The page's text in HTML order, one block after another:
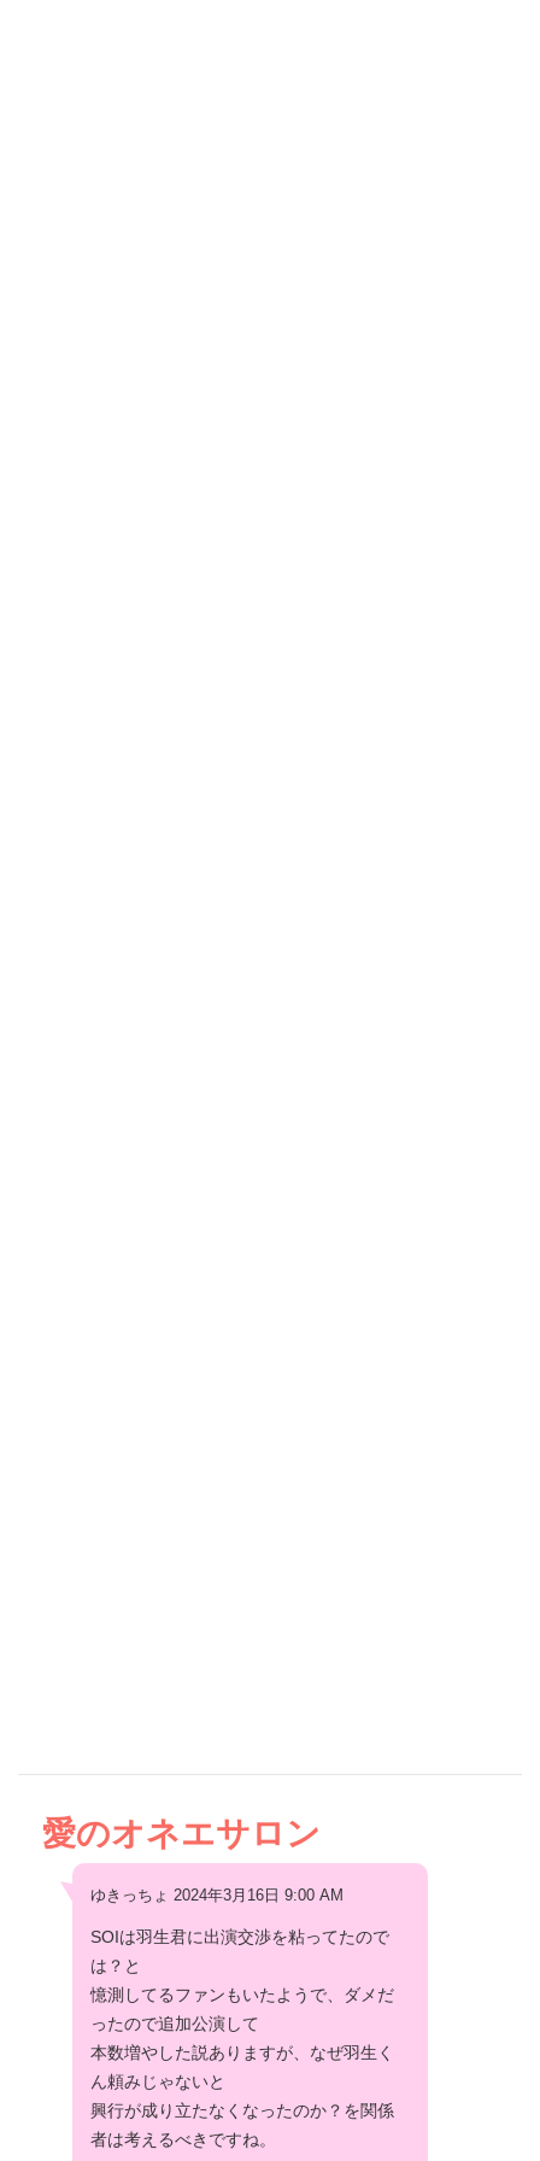
愛のオネエサロン
ゆきっちょ 2024年3月16日 9:00 AM
SOIは羽生君に出演交渉を粘ってたので
は？と
憶測してるファンもいたようで、ダメだ
ったので追加公演して
本数増やした説ありますが、なぜ羽生く
ん頼みじゃないと
興行が成り立たなくなったのか？を関係
者は考えるべきですね。